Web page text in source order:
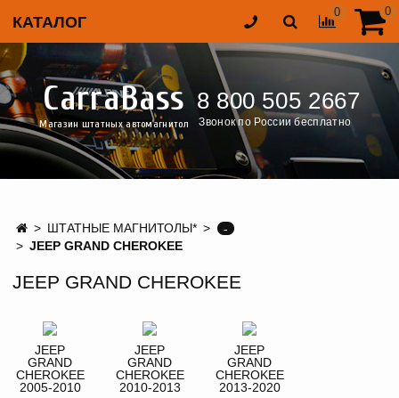
КАТАЛОГ
0 0
CarraBass
Магазин штатных автомагнитол
8 800 505 2667
Звонок по России бесплатно
ШТАТНЫЕ МАГНИТОЛЫ*
-
JEEP GRAND CHEROKEE
JEEP GRAND CHEROKEE
JEEP
GRAND
CHEROKEE
2005-2010
JEEP
GRAND
CHEROKEE
2010-2013
JEEP
GRAND
CHEROKEE
2013-2020